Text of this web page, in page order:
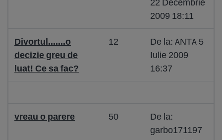
2009 18:11
Divortul.......o
decizie greu de
luat! Ce sa fac?
12
De la: ANTA 5
Iulie 2009
16:37
vreau o parere 50
De la:
garbo171197